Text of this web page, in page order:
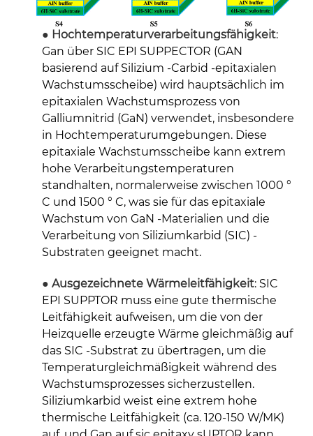
● Hochtemperaturverarbeitungsfähigkeit:
Gan über SIC EPI SUPPECTOR (GAN
basierend auf Silizium -Carbid -epitaxialen
Wachstumsscheibe) wird hauptsächlich im
epitaxialen Wachstumsprozess von
Galliumnitrid (GaN) verwendet, insbesondere
in Hochtemperaturumgebungen. Diese
epitaxiale Wachstumsscheibe kann extrem
hohe Verarbeitungstemperaturen
standhalten, normalerweise zwischen 1000 °
C und 1500 ° C, was sie für das epitaxiale
Wachstum von GaN -Materialien und die
Verarbeitung von Siliziumkarbid (SIC) -
Substraten geeignet macht.
● Ausgezeichnete Wärmeleitfähigkeit: SIC
EPI SUPPTOR muss eine gute thermische
Leitfähigkeit aufweisen, um die von der
Heizquelle erzeugte Wärme gleichmäßig auf
das SIC -Substrat zu übertragen, um die
Temperaturgleichmäßigkeit während des
Wachstumsprozesses sicherzustellen.
Siliziumkarbid weist eine extrem hohe
thermische Leitfähigkeit (ca. 120-150 W/MK)